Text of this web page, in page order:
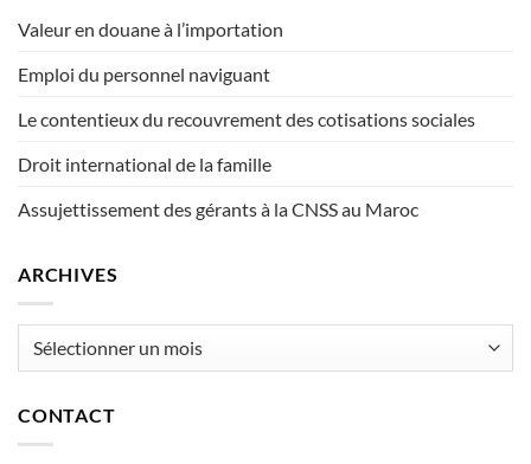
Valeur en douane à l’importation
Emploi du personnel naviguant
Le contentieux du recouvrement des cotisations sociales
Droit international de la famille
Assujettissement des gérants à la CNSS au Maroc
ARCHIVES
CONTACT